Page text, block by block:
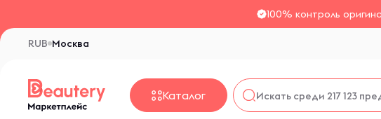
100% контроль
Москва
RUB
Каталог